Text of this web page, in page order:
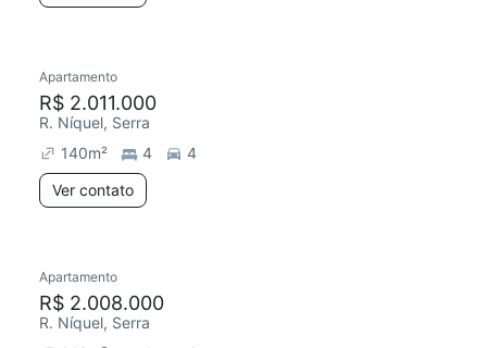
Redecorar
Apartamento
R$ 2.011.000
R. Níquel, Serra
140m² 4
4
Ver contato
Redecorar
Apartamento
R$ 2.008.000
R. Níquel, Serra